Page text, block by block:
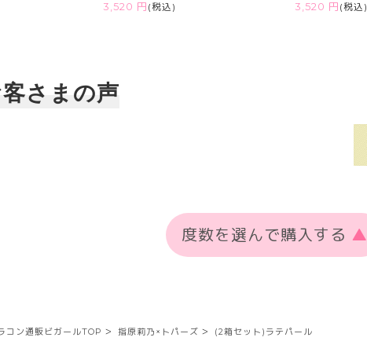
3,520 円 (税込) 3,520 円 (税込)
さまの声
度数を選んで購入する ▲
コン通販ビガールTOP 指原莉乃×トパーズ (2箱セット)ラテパール